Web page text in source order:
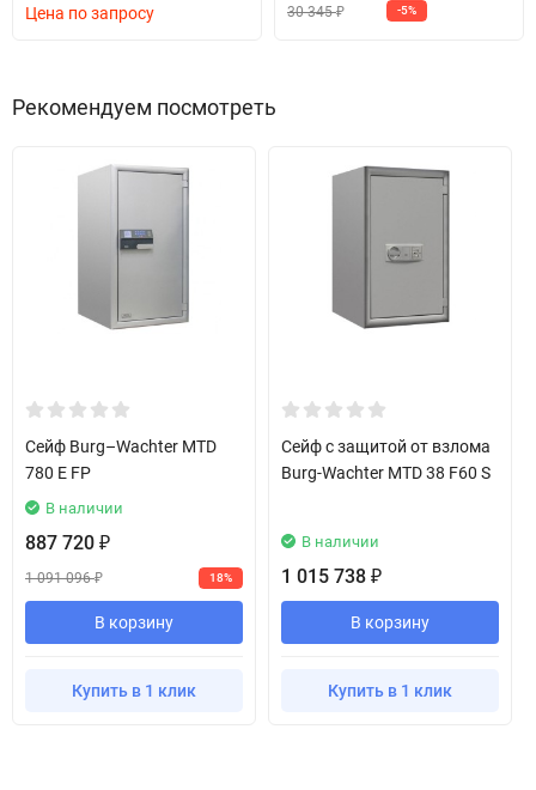
Цена по запросу 30 345₽ -5%
Рекомендуем посмотреть
Сейф Burg–Wachter MTD
780 E FP
В наличии
887 720 ₽
1 091 096₽ 18%
В корзину
Купить в 1 клик
Сейф с защитой от взлома
Burg-Wachter MTD 38 F60 S
В наличии
1 015 738 ₽
В корзину
Купить в 1 клик